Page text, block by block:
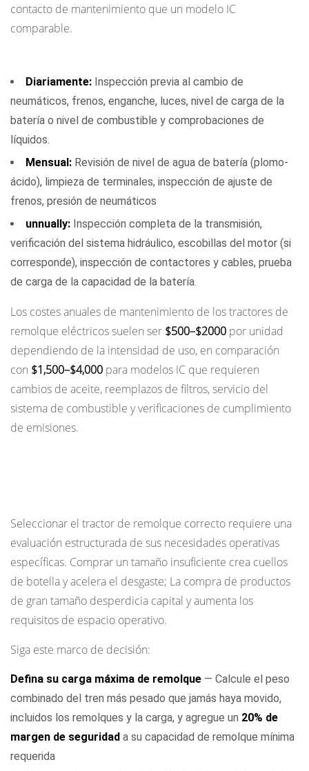
contacto de mantenimiento que un modelo IC
comparable.
Diariamente: Inspección previa al cambio de
neumáticos, frenos, enganche, luces, nivel de carga de la
batería o nivel de combustible y comprobaciones de
líquidos.
Mensual: Revisión de nivel de agua de batería (plomo-
ácido), limpieza de terminales, inspección de ajuste de
frenos, presión de neumáticos
unnually: Inspección completa de la transmisión,
verificación del sistema hidráulico, escobillas del motor (si
corresponde), inspección de contactores y cables, prueba
de carga de la capacidad de la batería.
Los costes anuales de mantenimiento de los tractores de
remolque eléctricos suelen ser $500–$2000 por unidad
dependiendo de la intensidad de uso, en comparación
con $1,500–$4,000 para modelos IC que requieren
cambios de aceite, reemplazos de filtros, servicio del
sistema de combustible y verificaciones de cumplimiento
de emisiones.
Seleccionar el tractor de remolque correcto requiere una
evaluación estructurada de sus necesidades operativas
específicas. Comprar un tamaño insuficiente crea cuellos
de botella y acelera el desgaste; La compra de productos
de gran tamaño desperdicia capital y aumenta los
requisitos de espacio operativo.
Siga este marco de decisión:
Defina su carga máxima de remolque — Calcule el peso
combinado del tren más pesado que jamás haya movido,
incluidos los remolques y la carga, y agregue un 20% de
margen de seguridad a su capacidad de remolque mínima
requerida